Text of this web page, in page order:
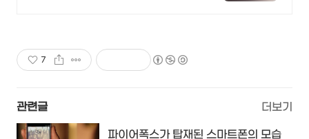
7
관련글 더보기
파이어폭스가 탑재된 스마트폰의 모습